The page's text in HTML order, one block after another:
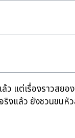
ว แต่เรื่องราวสย
งแล้ว ยังชวนขน